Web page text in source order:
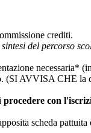
crediti.
del percorso
necessaria*
AVVISA CHE la
procedere con
scheda